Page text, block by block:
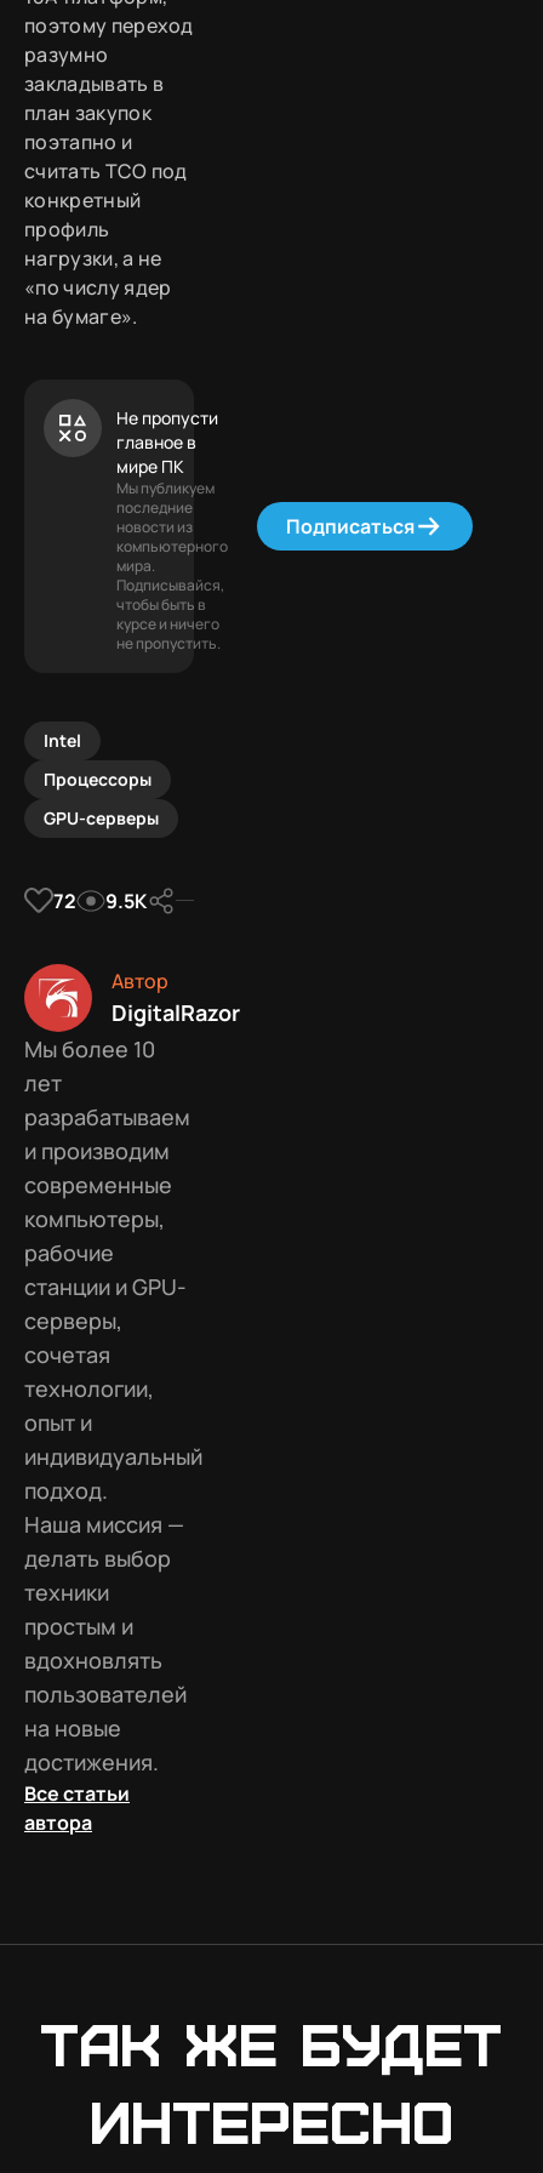
поэтому переход
разумно
закладывать в
план закупок
поэтапно и
считать TCO под
конкретный
профиль
нагрузки, а не
«по числу ядер
на бумаге».
Не пропусти
главное в
мире ПК
Мы публикуем
последние
новости из
компьютерного
мира.
Подписывайся,
чтобы быть в
курсе и ничего
не пропустить.
Подписаться
Intel
Процессоры
GPU-серверы
72 9.5К
Автор
DigitalRazor
Мы более 10
лет
разрабатываем
и производим
современные
компьютеры,
рабочие
станции и GPU-
серверы,
сочетая
технологии,
опыт и
индивидуальный
подход.
Наша миссия —
делать выбор
техники
простым и
вдохновлять
пользователей
на новые
достижения.
Все статьи
автора
Так же будет
интересно